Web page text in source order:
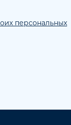
персональных